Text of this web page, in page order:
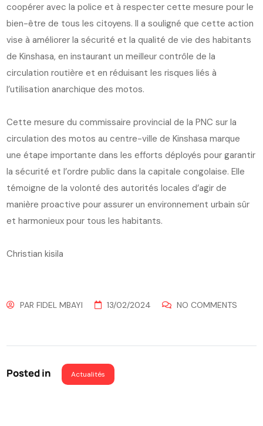
coopérer avec la police et à respecter cette mesure pour le
bien-être de tous les citoyens. Il a souligné que cette action
vise à améliorer la sécurité et la qualité de vie des habitants
de Kinshasa, en instaurant un meilleur contrôle de la
circulation routière et en réduisant les risques liés à
l’utilisation anarchique des motos.
Cette mesure du commissaire provincial de la PNC sur la
circulation des motos au centre-ville de Kinshasa marque
une étape importante dans les efforts déployés pour garantir
la sécurité et l’ordre public dans la capitale congolaise. Elle
témoigne de la volonté des autorités locales d’agir de
manière proactive pour assurer un environnement urbain sûr
et harmonieux pour tous les habitants.
Christian kisila
PARFIDEL MBAYI 13/02/2024 NO COMMENTS
Posted in Actualités